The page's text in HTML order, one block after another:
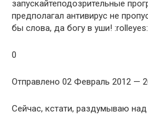
запускайтеподозрительные
предполагал антивирус не
бы слова, да богу в уши! :rolleyes:
0
Отправлено 02 Февраль 2012 —
Сейчас, кстати, раздумываю